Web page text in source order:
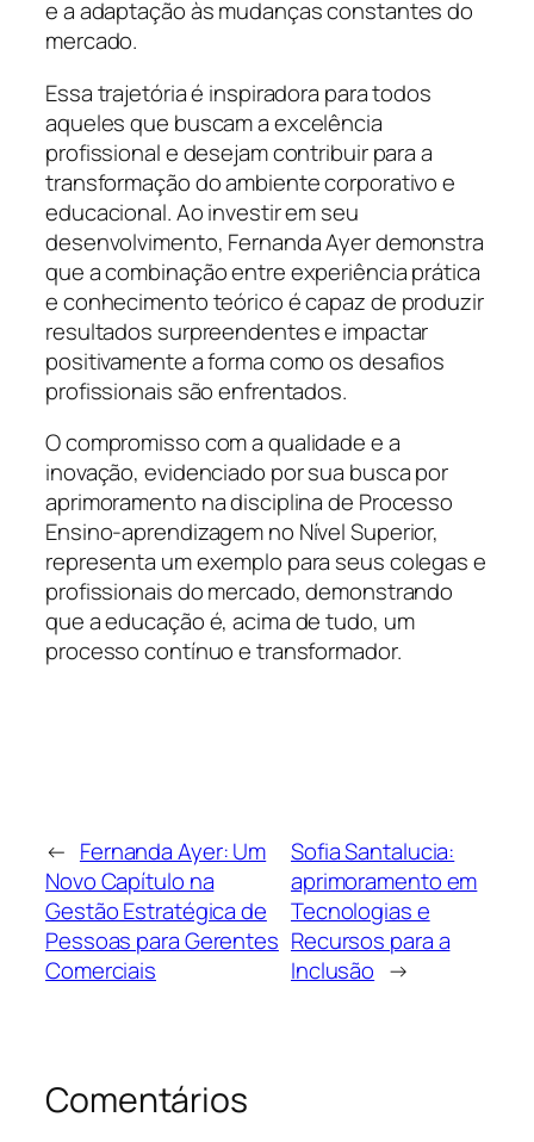
e a adaptação às mudanças constantes do
mercado.
Essa trajetória é inspiradora para todos
aqueles que buscam a excelência
profissional e desejam contribuir para a
transformação do ambiente corporativo e
educacional. Ao investir em seu
desenvolvimento, Fernanda Ayer demonstra
que a combinação entre experiência prática
e conhecimento teórico é capaz de produzir
resultados surpreendentes e impactar
positivamente a forma como os desafios
profissionais são enfrentados.
O compromisso com a qualidade e a
inovação, evidenciado por sua busca por
aprimoramento na disciplina de Processo
Ensino-aprendizagem no Nível Superior,
representa um exemplo para seus colegas e
profissionais do mercado, demonstrando
que a educação é, acima de tudo, um
processo contínuo e transformador.
← Fernanda Ayer: Um
Novo Capítulo na
Gestão Estratégica de
Pessoas para Gerentes
Comerciais
Sofia Santalucia:
aprimoramento em
Tecnologias e
Recursos para a
Inclusão →
Comentários